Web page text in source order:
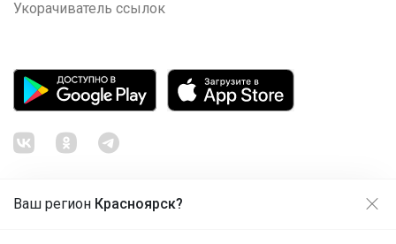
Ваш регион Красноярск?
Укорачиватель ссылок
Продолжая использовать этот сайт и нажимая кнопку